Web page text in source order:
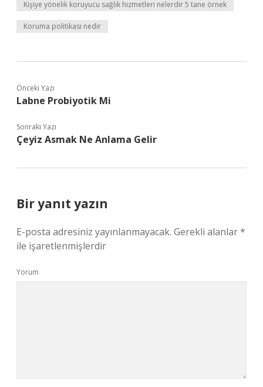
Kişiye yönelik koruyucu sağlık hizmetleri nelerdir 5 tane örnek
Koruma politikası nedir
Önceki Yazı
Labne Probiyotik Mi
Sonraki Yazı
Çeyiz Asmak Ne Anlama Gelir
Bir yanıt yazın
E-posta adresiniz yayınlanmayacak. Gerekli alanlar*
ile işaretlenmişlerdir
Yorum